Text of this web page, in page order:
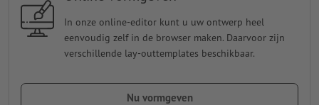
In onze online-editor kunt u uw ontwerp heel
eenvoudig zelf in de browser maken. Daarvoor zijn
verschillende lay-outtemplates beschikbaar.
Nu vormgeven